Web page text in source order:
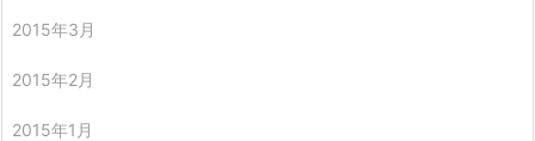
2015年3月
2015年2月
2015年1月